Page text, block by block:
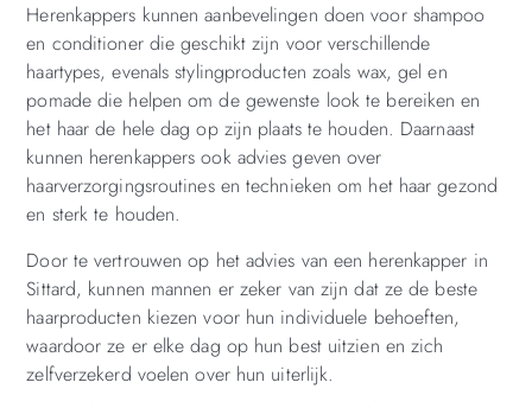
Herenkappers kunnen aanbevelingen doen voor shampoo
en conditioner die geschikt zijn voor verschillende
haartypes, evenals stylingproducten zoals wax, gel en
pomade die helpen om de gewenste look te bereiken en
het haar de hele dag op zijn plaats te houden. Daarnaast
kunnen herenkappers ook advies geven over
haarverzorgingsroutines en technieken om het haar gezond
en sterk te houden.
Door te vertrouwen op het advies van een herenkapper in
Sittard, kunnen mannen er zeker van zijn dat ze de beste
haarproducten kiezen voor hun individuele behoeften,
waardoor ze er elke dag op hun best uitzien en zich
zelfverzekerd voelen over hun uiterlijk.